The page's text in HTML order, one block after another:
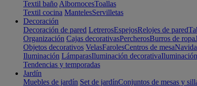
Textil baño AlbornocesToallas
Textil cocina MantelesServilletas
Decoración
Decoración de pared LetrerosEspejosRelojes de pared
Organización Cajas decorativasPercherosBurros de ropa
Objetos decorativos VelasFarolesCentros de mesa
Iluminación LámparasIluminación decorativa
Tendencias y temporadas
Jardín
Muebles de jardín Set de jardínConjuntos de mesas y